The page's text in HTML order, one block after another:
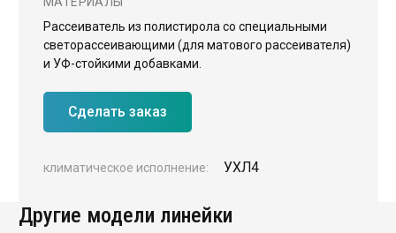
Торговое модульное освещение
Уличное освещение
Облучатели
Прожекторное освещение
Освещение информационных и классных досок
Рассеиватель из полистирола со специальными
светорассеивающими (для матового рассеивателя)
и УФ-стойкими добавками.
Сделать заказ
климатическое исполнение: УХЛ4
Другие модели линейки